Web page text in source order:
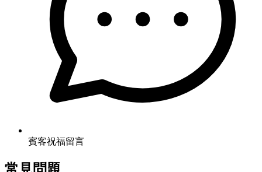
賓客祝福留言